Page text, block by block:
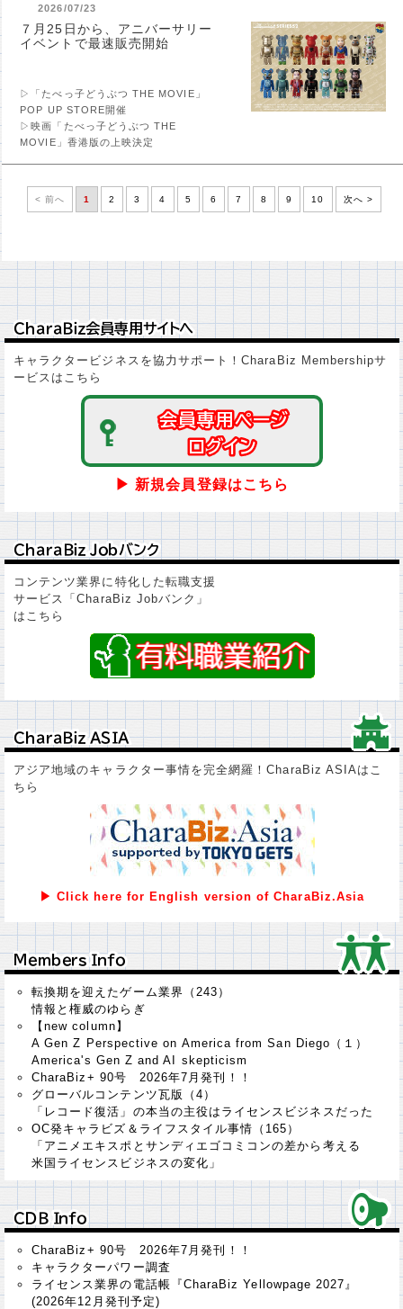
2026/07/23
７月25日から、アニバーサリー
イベントで最速販売開始
▷「たべっ子どうぶつ THE MOVIE」
POP UP STORE開催
▷映画「たべっ子どうぶつ THE
MOVIE」香港版の上映決定
< 前へ 1 2 3 4 5 6 7 8 9 10 次へ >
ＣｈａｒａＢｉｚ会員専用サイトへ
ＣｈａｒａＢｉｚ会員専用サイトへ
キャラクタービジネスを協力サポート！CharaBiz Membershipサ
ービスはこちら
会員専用ページ
会員専用ページ
ログイン
ログイン
▶ 新規会員登録はこちら
ＣｈａｒａＢｉｚ Ｊｏｂバンク
ＣｈａｒａＢｉｚ Ｊｏｂバンク
コンテンツ業界に特化した転職支援
サービス「CharaBiz Jobバンク」
はこちら
ＣｈａｒａＢｉｚ ＡＳＩＡ
ＣｈａｒａＢｉｚ ＡＳＩＡ
アジア地域のキャラクター事情を完全網羅！CharaBiz ASIAはこ
ちら
▶ Click here for English version of CharaBiz.Asia
Ｍｅｍｂｅｒｓ Ｉｎｆｏ
Ｍｅｍｂｅｒｓ Ｉｎｆｏ
転換期を迎えたゲーム業界（243）
情報と権威のゆらぎ
【new column】
A Gen Z Perspective on America from San Diego（１）
America's Gen Z and AI skepticism
CharaBiz+ 90号 2026年7月発刊！！
グローバルコンテンツ瓦版（4）
「レコード復活」の本当の主役はライセンスビジネスだった
OC発キャラビズ＆ライフスタイル事情（165）
「アニメエキスポとサンディエゴコミコンの差から考える
米国ライセンスビジネスの変化」
ＣＤＢ Ｉｎｆｏ
ＣＤＢ Ｉｎｆｏ
CharaBiz+ 90号 2026年7月発刊！！
キャラクターパワー調査
ライセンス業界の電話帳『CharaBiz Yellowpage 2027』
(2026年12月発刊予定)